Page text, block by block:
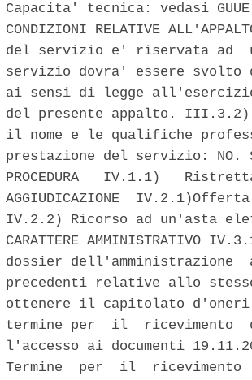
Capacita' tecnica: vedasi
CONDIZIONI RELATIVE
del servizio e' riservata ad
servizio dovra' essere svolto
ai sensi di legge
del presente appalto. III.3.2)
il nome e le qualifiche
prestazione del servizio: NO.
PROCEDURA   IV.1.1)
AGGIUDICAZIONE
IV.2.2) Ricorso ad un'asta
CARATTERE
dossier
precedenti relative allo
ottenere il capitolato d'oneri
termine per  il  ricevimento
l'accesso ai documenti
Termine  per  il